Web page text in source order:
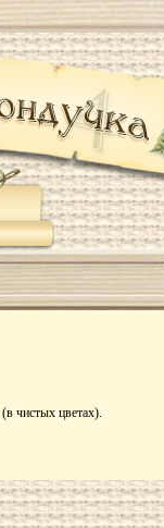
(в чистых цветах).